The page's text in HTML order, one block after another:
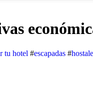
tu hotel #escapadas #